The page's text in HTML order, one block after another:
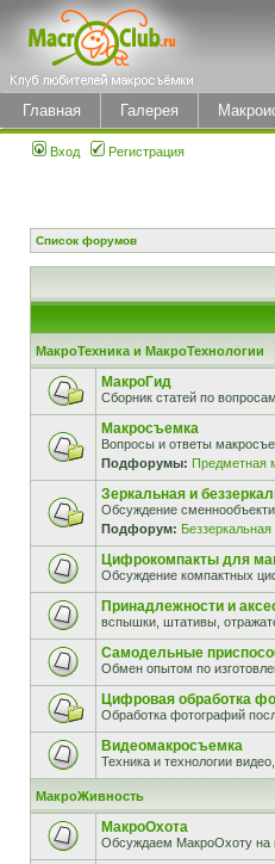
Главная Галерея
Вход Регистрация
Список форумов
МакроТехника и МакроТехнологии
МакроГид
Сборник статей по
Макросъемка
Вопросы и ответы
Подфорумы: Предметная
Зеркальная и
Обсуждение
Подфорум:
Цифрокомпакты для
Обсуждение компактных
Принадлежности и
вспышки, штативы,
Самодельные
Обмен опытом по
Цифровая обработка
Обработка фотографий
Видеомакросъемка
Техника и технологии
МакроЖивность
МакроОхота
Обсуждаем МакроОхоту на